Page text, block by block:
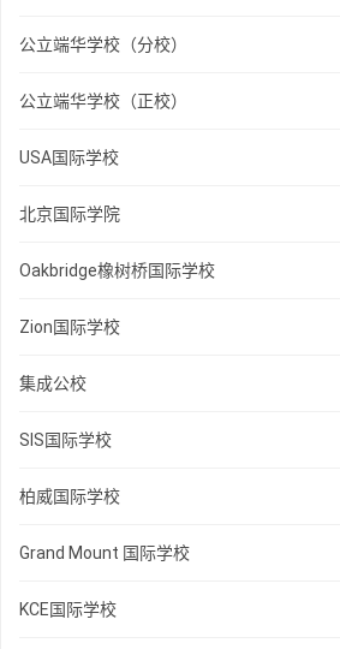
公立端华学校（分校）
公立端华学校（正校）
USA国际学校
北京国际学院
Oakbridge橡树桥国际学校
Zion国际学校
集成公校
SIS国际学校
柏威国际学校
Grand Mount 国际学校
KCE国际学校